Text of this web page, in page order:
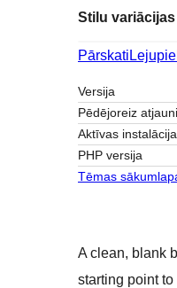
Stilu variācijas
Pārskati
Versija
Pēdējoreiz
Aktīvas
PHP versija
Tēmas
A clean, blank
starting point